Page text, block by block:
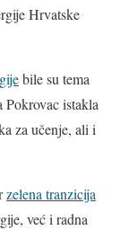
Hrvatske
bile su tema
istakla
za učenje, ali i
zelena tranzicija
već i radna